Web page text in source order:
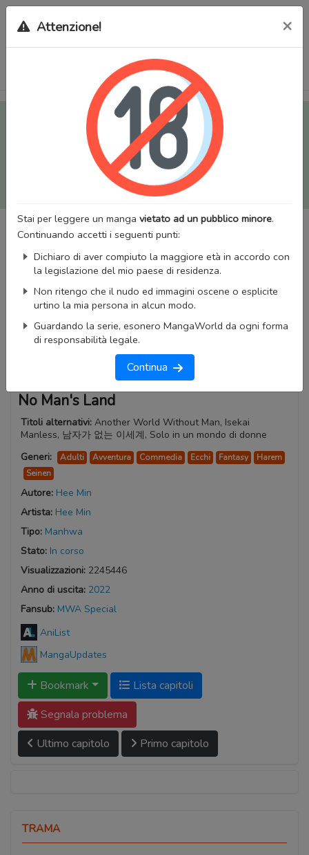
Tutti i Doujinshi e Manga per adulti (+18) sono stati trasferiti
sul nostro nuovo sito (
mangaworldadult.net
); invece, per i
Manga classici, puoi utilizzare
MangaWorld
Potrai effettuare illogincon il tuo account di MangaWorld
tutti i dati sono condivisi tra i due siti,
perderai alcun dato, inclusi bookmarks e premium
Attenzione! ×
Stai per leggere un manga vietato ad un pubblico minore.
Continuando accetti i seguenti punti:
Dichiaro di aver compiuto la maggiore età in accordo con
la legislazione del mio paese di residenza.
Non ritengo che il nudo ed immagini oscene o esplicite
urtino la mia persona in alcun modo.
Guardando la serie, esonero MangaWorld da ogni forma
di responsabilità legale.
Continua
No Man's Land
Titoli alternativi: Another World Without Man, Isekai
Manless, 남자가 없는 이세계, Solo in un mondo di donne
Generi:
Adulti Avventura Commedia Ecchi Fantasy
Harem
Seinen
Autore: Hee Min
Artista: Hee Min
Tipo: Manhwa
Stato: In corso
Visualizzazioni: 2245446
Anno di uscita: 2022
Fansub: MWA Special
AniList
MangaUpdates
Bookmark
Lista capitoli
Segnala problema
Ultimo capitolo
Primo capitolo
TRAMA